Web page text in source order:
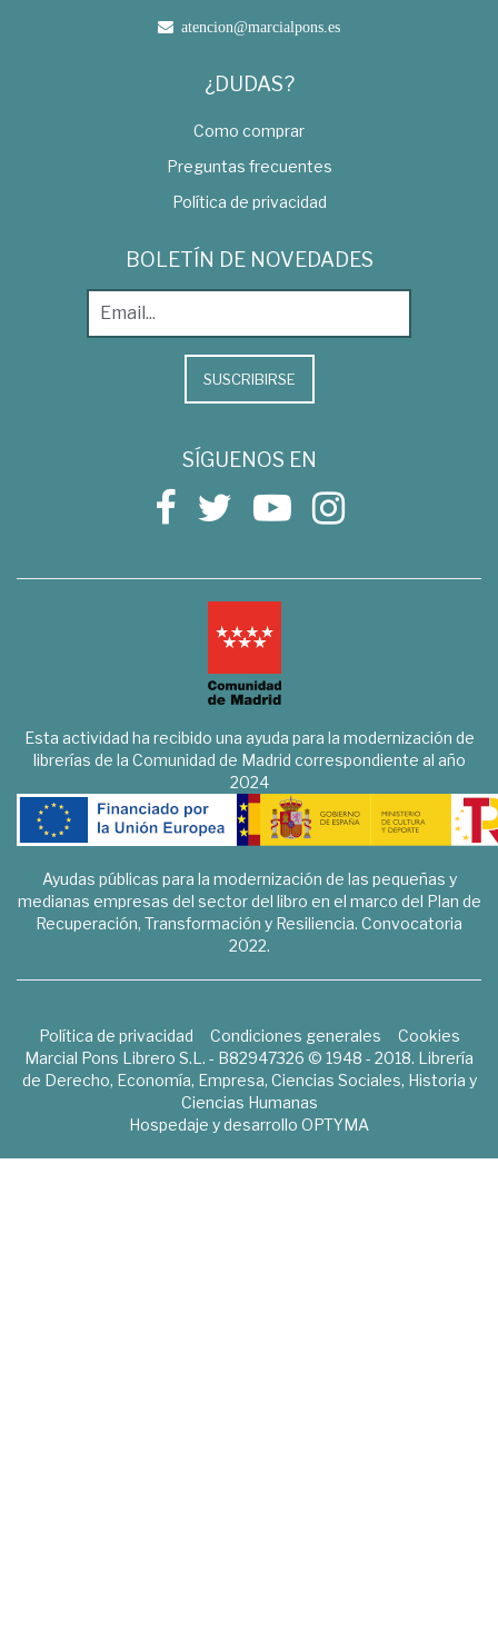
atencion@marcialpons.es
¿DUDAS?
Como comprar
Preguntas frecuentes
Política de privacidad
BOLETÍN DE NOVEDADES
SUSCRIBIRSE
SÍGUENOS EN
Esta actividad ha recibido una ayuda para la modernización de
librerías de la Comunidad de Madrid correspondiente al año
2024
Ayudas públicas para la modernización de las pequeñas y
medianas empresas del sector del libro en el marco del Plan de
Recuperación, Transformación y Resiliencia. Convocatoria
2022.
Política de privacidad Condiciones generales
Cookies
Marcial Pons Librero S.L. - B82947326 © 1948 - 2018. Librería
de Derecho, Economía, Empresa, Ciencias Sociales, Historia y
Ciencias Humanas
Hospedaje y desarrollo OPTYMA